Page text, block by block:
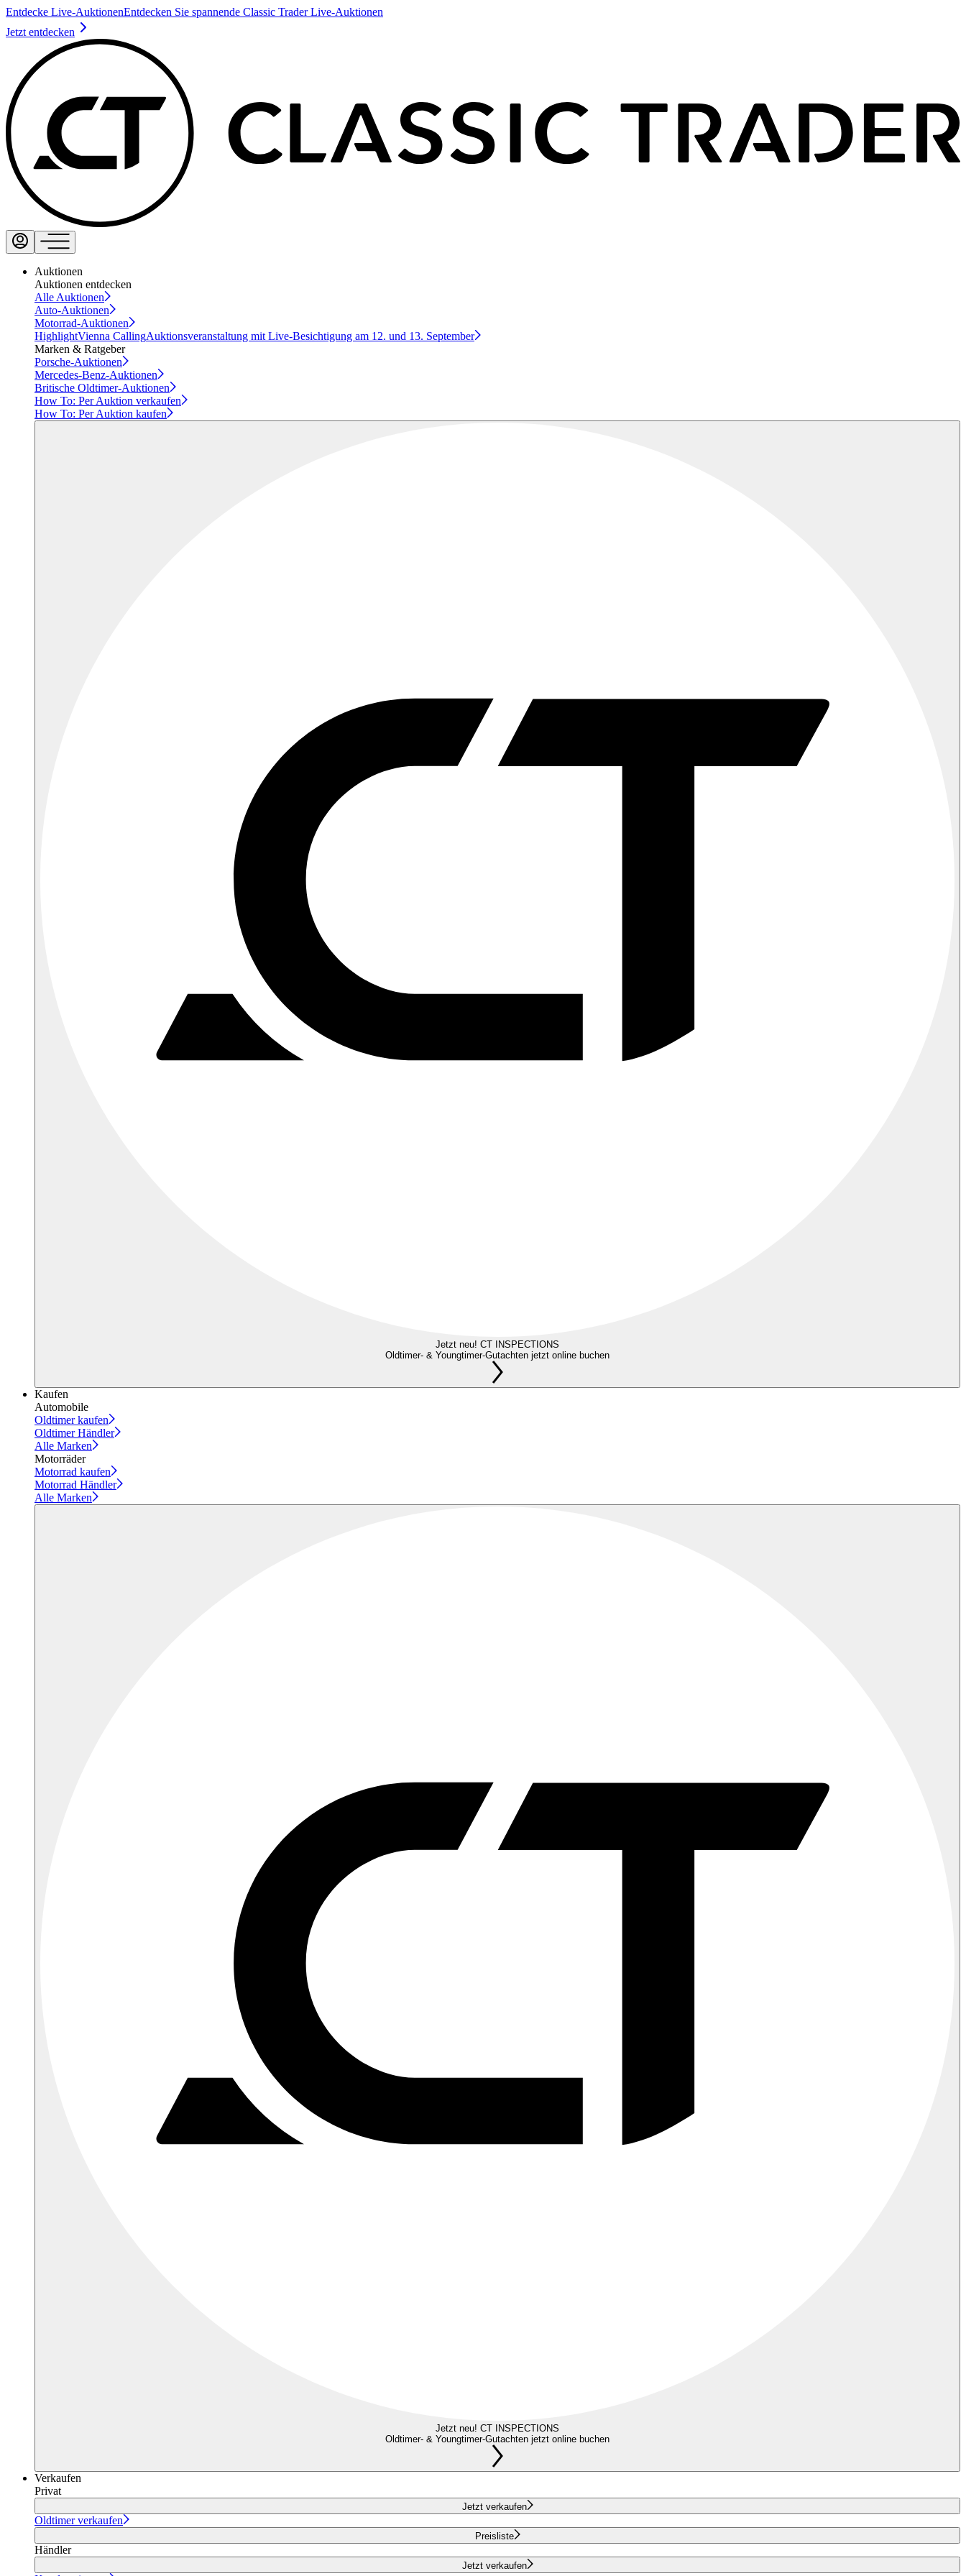
Entdecke Live-AuktionenEntdecken Sie spannende Classic Trader Live-Auktionen
Jetzt entdecken
Auktionen
Auktionen entdecken
Alle Auktionen
Auto-Auktionen
Motorrad-Auktionen
HighlightVienna CallingAuktionsveranstaltung mit Live-Besichtigung am 12. und 13. September
Marken & Ratgeber
Porsche-Auktionen
Mercedes-Benz-Auktionen
Britische Oldtimer-Auktionen
How To: Per Auktion verkaufen
How To: Per Auktion kaufen
Jetzt neu! CT INSPECTIONS
Oldtimer- & Youngtimer-Gutachten jetzt online buchen
Kaufen
Automobile
Oldtimer kaufen
Oldtimer Händler
Alle Marken
Motorräder
Motorrad kaufen
Motorrad Händler
Alle Marken
Jetzt neu! CT INSPECTIONS
Oldtimer- & Youngtimer-Gutachten jetzt online buchen
Verkaufen
Privat
Jetzt verkaufen
Oldtimer verkaufen
Preisliste
Händler
Jetzt verkaufen